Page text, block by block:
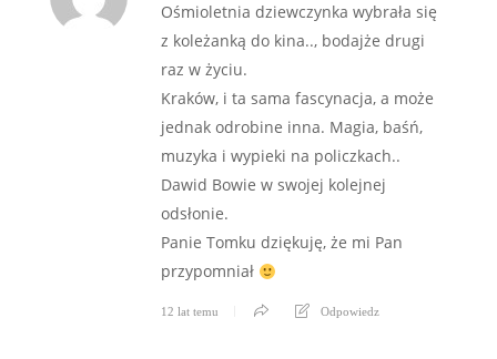
Ośmioletnia dziewczynka wybrała się
z koleżanką do kina.., bodajże drugi
raz w życiu.
Kraków, i ta sama fascynacja, a może
jednak odrobine inna. Magia, baśń,
muzyka i wypieki na policzkach..
Dawid Bowie w swojej kolejnej
odsłonie.
Panie Tomku dziękuję, że mi Pan
przypomniał
12 lat temu Odpowiedz